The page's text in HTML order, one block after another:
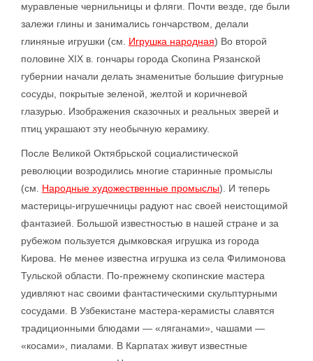
муравленые чернильницы и фляги. Почти везде, где были
залежи глины и занимались гончарством, делали
глиняные игрушки (см. Игрушка народная) Во второй
половине XIX в. гончары города Скопина Рязанской
губернии начали делать знаменитые большие фигурные
сосуды, покрытые зеленой, желтой и коричневой
глазурью. Изображения сказочных и реальных зверей и
птиц украшают эту необычную керамику.
После Великой Октябрьской социалистической
революции возродились многие старинные промыслы
(см. Народные художественные промыслы). И теперь
мастерицы-игрушечницы радуют нас своей неистощимой
фантазией. Большой известностью в нашей стране и за
рубежом пользуется дымковская игрушка из города
Кирова. Не менее известна игрушка из села Филимонова
Тульской области. По-прежнему скопинские мастера
удивляют нас своими фантастическими скульптурными
сосудами. В Узбекистане мастера-керамисты славятся
традиционными блюдами — «ляганами», чашами —
«косами», пиалами. В Карпатах живут известные